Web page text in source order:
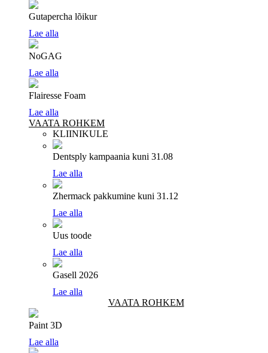
Gutapercha lõikur
Lae alla
NoGAG
Lae alla
Flairesse Foam
Lae alla
VAATA ROHKEM
KLIINIKULE
Dentsply kampaania kuni 31.08
Lae alla
Zhermack pakkumine kuni 31.12
Lae alla
Uus toode
Lae alla
Gasell 2026
Lae alla
VAATA ROHKEM
Paint 3D
Lae alla